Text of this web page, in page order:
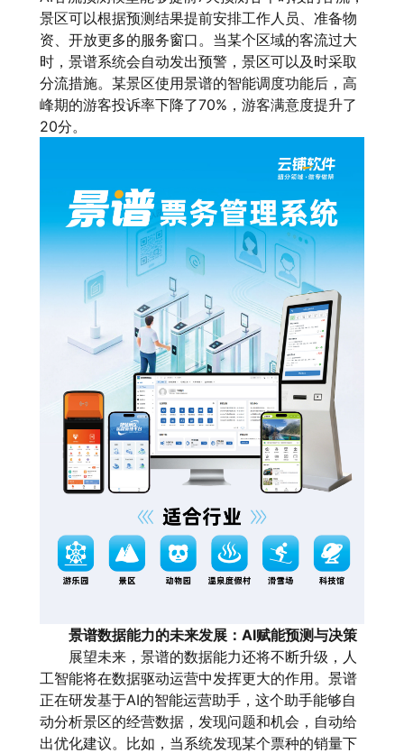
景区可以根据预测结果提前安排工作人员、准备物
资、开放更多的服务窗口。当某个区域的客流过大
时，景谱系统会自动发出预警，景区可以及时采取
分流措施。某景区使用景谱的智能调度功能后，高
峰期的游客投诉率下降了70%，游客满意度提升了
20分。
景谱数据能力的未来发展：AI赋能预测与决策
展望未来，景谱的数据能力还将不断升级，人
工智能将在数据驱动运营中发挥更大的作用。景谱
正在研发基于AI的智能运营助手，这个助手能够自
动分析景区的经营数据，发现问题和机会，自动给
出优化建议。比如，当系统发现某个票种的销量下